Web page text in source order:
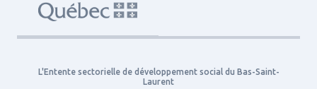
L'Entente sectorielle de développement social du Bas-Saint-
Laurent